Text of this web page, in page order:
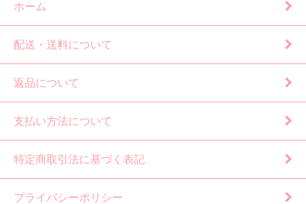
ホーム
配送・送料について
返品について
支払い方法について
特定商取引法に基づく表記
プライバシーポリシー